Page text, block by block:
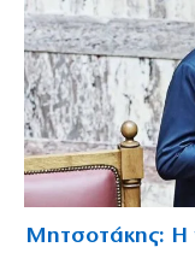
Μητσοτάκης: Η